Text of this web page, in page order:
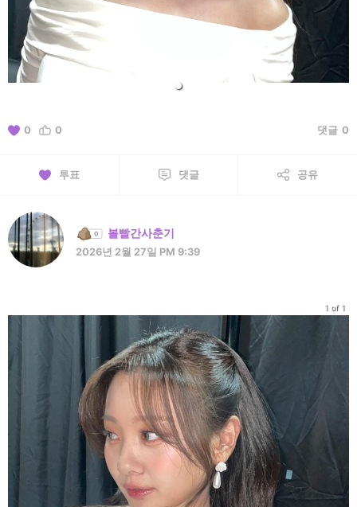
0 0 댓글 0
투표 댓글 공유
볼빨간사춘기
2026년 2월 27일 PM 9:39
1 of 1